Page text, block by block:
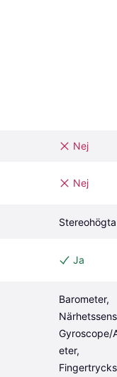
Nej
Nej
Ja
Barometer,
Gyroscope/
eter,